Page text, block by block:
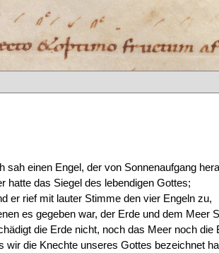
sah einen Engel, der von Sonnenaufgang
hatte das Siegel des lebendigen Gottes;
er rief mit lauter Stimme den vier Engeln zu,
es gegeben war, der Erde und dem Meer
die Erde nicht, noch das Meer noch die
wir die Knechte unseres Gottes bezeichnet